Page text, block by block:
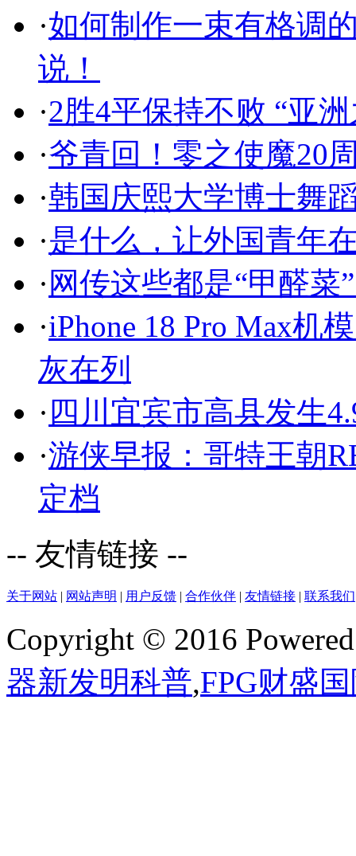
·如何制作一束有格调
说！
·2胜4平保持不败 “亚
·爷青回！零之使魔20
·韩国庆熙大学博士舞
·是什么，让外国青年
· 网传这些都是“甲醛
·iPhone 18 Pro Max机
灰在列
· 四川宜宾市高县发生
·游侠早报：哥特王朝
定档
-- 友情链接 --
关于网站 | 网站声明 | 用户反馈 | 合作伙伴 | 友情链接 | 联系我们
Copyright © 2016
器新发明科普,FPG财盛